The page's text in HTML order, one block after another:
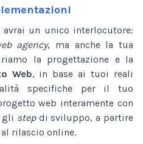
avrai un unico interlocutore:
agency, ma anche la tua
la progettazione e la
Web, in base ai tuoi reali
specifiche per il tuo
web interamente con
stepdi sviluppo, a partire
rilascio online.